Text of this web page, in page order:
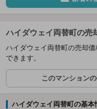
ハイダウェイ両替町の売
ハイダウェイ両替町の売却
できます。
このマンションの
ハイダウェイ両替町の基本